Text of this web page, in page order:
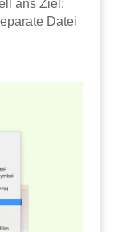
ans Ziel:
Datei